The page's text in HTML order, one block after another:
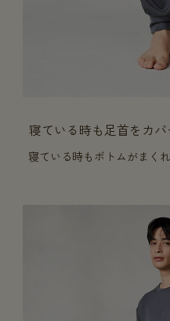
寝ている時も足首をカバ
寝ている時もボトムがまく